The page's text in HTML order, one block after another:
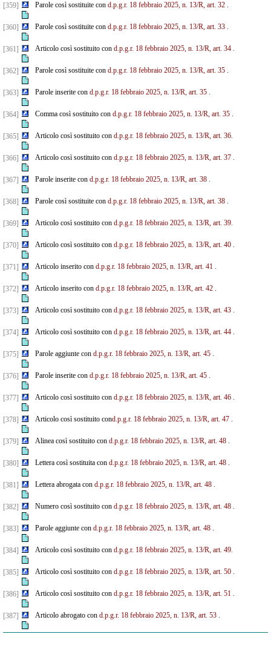
[359] Parole così sostituite con d.p.g.r. 18 febbraio 2025, n. 13/R, art. 32.
[360] Parole così sostituite con d.p.g.r. 18 febbraio 2025, n. 13/R, art. 33.
[361] Articolo così sostituito con d.p.g.r. 18 febbraio 2025, n. 13/R, art. 34.
[362] Parole così sostituite con d.p.g.r. 18 febbraio 2025, n. 13/R, art. 35.
[363] Parole inserite con d.p.g.r. 18 febbraio 2025, n. 13/R, art. 35.
[364] Comma così sostituito con d.p.g.r. 18 febbraio 2025, n. 13/R, art. 35.
[365] Articolo così sostituito con d.p.g.r. 18 febbraio 2025, n. 13/R, art. 36.
[366] Articolo così sostituito con d.p.g.r. 18 febbraio 2025, n. 13/R, art. 37.
[367] Parole inserite con d.p.g.r. 18 febbraio 2025, n. 13/R, art. 38.
[368] Parole così sostituite con d.p.g.r. 18 febbraio 2025, n. 13/R, art. 38.
[369] Articolo così sostituito con d.p.g.r. 18 febbraio 2025, n. 13/R, art. 39.
[370] Articolo così sostituito con d.p.g.r. 18 febbraio 2025, n. 13/R, art. 40.
[371] Articolo inserito con d.p.g.r. 18 febbraio 2025, n. 13/R, art. 41.
[372] Articolo inserito con d.p.g.r. 18 febbraio 2025, n. 13/R, art. 42.
[373] Articolo così sostituito con d.p.g.r. 18 febbraio 2025, n. 13/R, art. 43.
[374] Articolo così sostituito con d.p.g.r. 18 febbraio 2025, n. 13/R, art. 44.
[375] Parole aggiunte con d.p.g.r. 18 febbraio 2025, n. 13/R, art. 45.
[376] Parole inserite con d.p.g.r. 18 febbraio 2025, n. 13/R, art. 45.
[377] Articolo così sostituito con d.p.g.r. 18 febbraio 2025, n. 13/R, art. 46.
[378] Articolo così sostituito cond.p.g.r. 18 febbraio 2025, n. 13/R, art. 47.
[379] Alinea così sostituito con d.p.g.r. 18 febbraio 2025, n. 13/R, art. 48.
[380] Lettera così sostituita con d.p.g.r. 18 febbraio 2025, n. 13/R, art. 48.
[381] Lettera abrogata con d.p.g.r. 18 febbraio 2025, n. 13/R, art. 48.
[382] Numero così sostituito con d.p.g.r. 18 febbraio 2025, n. 13/R, art. 48.
[383] Parole aggiunte con d.p.g.r. 18 febbraio 2025, n. 13/R, art. 48.
[384] Articolo così sostituito con d.p.g.r. 18 febbraio 2025, n. 13/R, art. 49.
[385] Articolo così sostituito con d.p.g.r. 18 febbraio 2025, n. 13/R, art. 50.
[386] Articolo così sostituito con d.p.g.r. 18 febbraio 2025, n. 13/R, art. 51.
[387] Articolo abrogato con d.p.g.r. 18 febbraio 2025, n. 13/R, art. 53.